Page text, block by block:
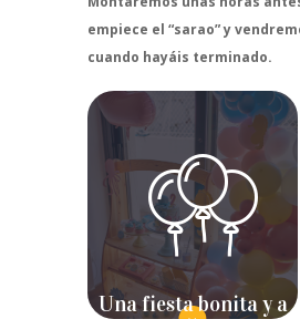
empiece el “sarao” y
cuando hayáis terminado.
Una fiesta bonita y a